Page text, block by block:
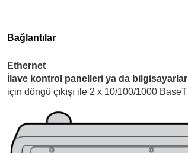
Bağlantılar
Ethernet
İlave kontrol panelleri ya da bilgisayarlar
için döngü çıkışı ile 2 x 10/100/1000 BaseT